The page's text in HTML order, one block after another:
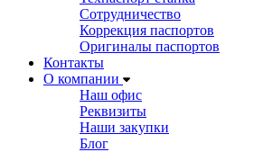
Сотрудничество
Коррекция паспортов
Оригиналы паспортов
Контакты
О компании
Наш офис
Реквизиты
Наши закупки
Блог